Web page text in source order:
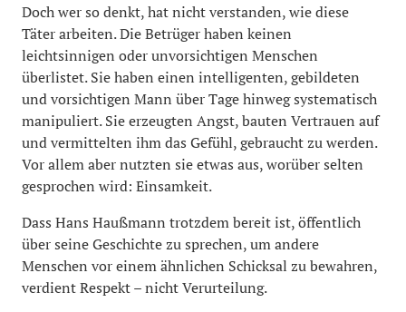
Doch wer so denkt, hat nicht verstanden, wie diese
Täter arbeiten. Die Betrüger haben keinen
leichtsinnigen oder unvorsichtigen Menschen
überlistet. Sie haben einen intelligenten, gebildeten
und vorsichtigen Mann über Tage hinweg systematisch
manipuliert. Sie erzeugten Angst, bauten Vertrauen auf
und vermittelten ihm das Gefühl, gebraucht zu werden.
Vor allem aber nutzten sie etwas aus, worüber selten
gesprochen wird: Einsamkeit.
Dass Hans Haußmann trotzdem bereit ist, öffentlich
über seine Geschichte zu sprechen, um andere
Menschen vor einem ähnlichen Schicksal zu bewahren,
verdient Respekt – nicht Verurteilung.